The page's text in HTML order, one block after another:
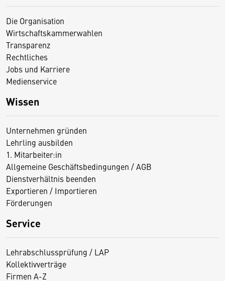
Die Organisation
Wirtschaftskammerwahlen
Transparenz
Rechtliches
Jobs und Karriere
Medienservice
Wissen
Unternehmen gründen
Lehrling ausbilden
1. Mitarbeiter:in
Allgemeine Geschäftsbedingungen / AGB
Dienstverhältnis beenden
Exportieren / Importieren
Förderungen
Service
Lehrabschlussprüfung / LAP
Kollektivverträge
Firmen A-Z